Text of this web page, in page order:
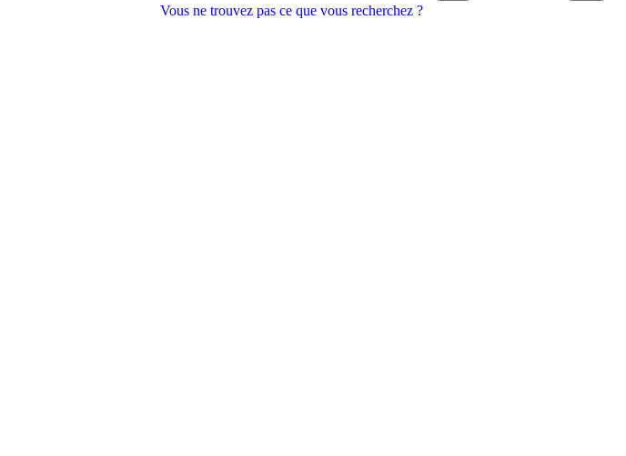
Vous ne trouvez pas ce que vous recherchez ?